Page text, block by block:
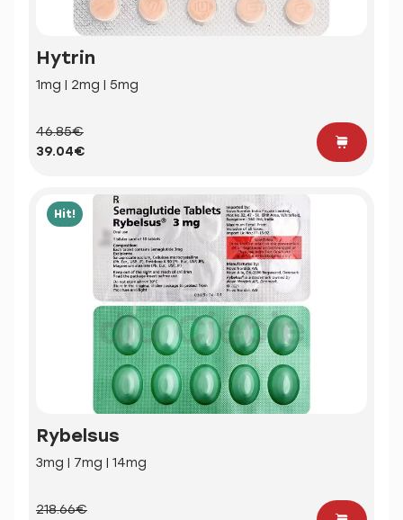
Hytrin
1mg | 2mg | 5mg
46.85€
39.04€
Hit!
Rybelsus
3mg | 7mg | 14mg
218.66€